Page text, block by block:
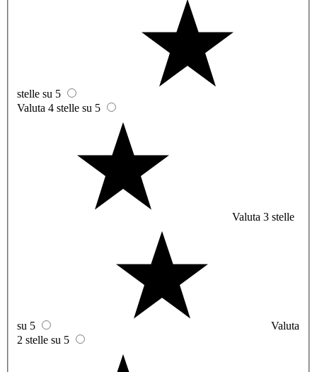
stelle su 5
Valuta 4 stelle su 5
Valuta 3 stelle
su 5
Valuta
2 stelle su 5